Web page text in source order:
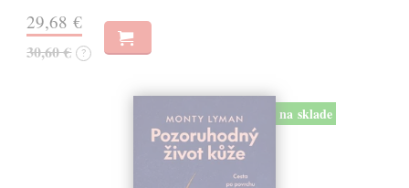
29,68 €
30,60 € ?
na sklade